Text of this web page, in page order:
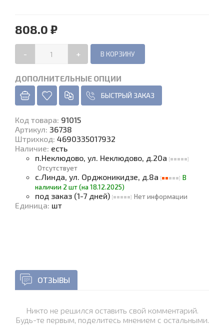
808.0 ₽
- +
ДОПОЛНИТЕЛЬНЫЕ ОПЦИИ
БЫСТРЫЙ ЗАКАЗ
Код товара: 91015
Артикул: 36738
Штрихкод: 4690335017932
Наличие: есть
п.Неклюдово, ул. Неклюдово, д.20а
Отсутствует
с.Линда, ул. Орджоникидзе, д.8а
В
наличии 2 шт (на 18.12.2025)
под заказ (1-7 дней) Нет информации
Единица: шт
ОТЗЫВЫ
Никто не решился оставить свой комментарий.
Будь-те первым, поделитесь мнением с остальными.